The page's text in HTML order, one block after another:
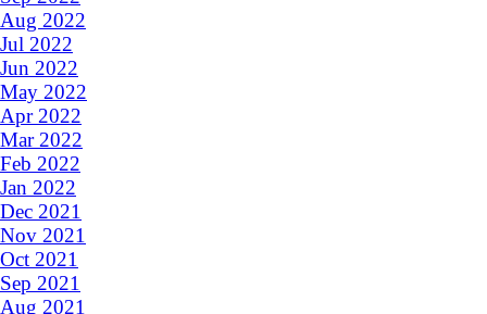
Aug 2022
Jul 2022
Jun 2022
May 2022
Apr 2022
Mar 2022
Feb 2022
Jan 2022
Dec 2021
Nov 2021
Oct 2021
Sep 2021
Aug 2021